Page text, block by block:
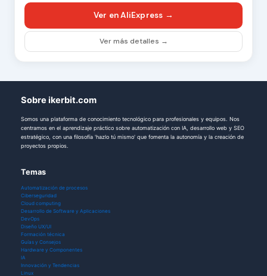
Ver en AliExpress →
Ver más detalles →
Sobre ikerbit.com
Somos una plataforma de conocimiento tecnológico para profesionales y equipos. Nos
centramos en el aprendizaje práctico sobre automatización con IA, desarrollo web y SEO
estratégico, con una filosofía 'hazlo tú mismo' que fomenta la autonomía y la creación de
proyectos propios.
Temas
Automatización de procesos
Ciberseguridad
Cloud computing
Desarrollo de Software y Aplicaciones
DevOps
Diseño UX/UI
Formación técnica
Guías y Consejos
Hardware y Componentes
IA
Innovación y Tendencias
Linux